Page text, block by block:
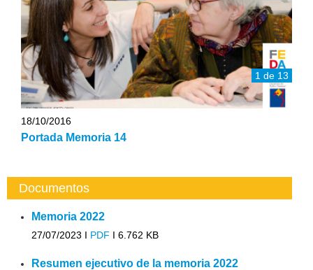
1 de 13
18/10/2016
Portada Memoria 14
Documentos
Memoria 2022
27/07/2023 I PDF I 6.762 KB
Resumen ejecutivo de la memoria 2022